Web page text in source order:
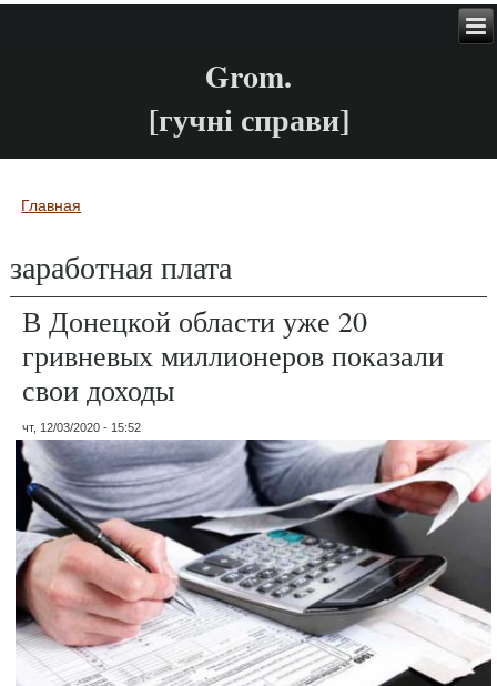
Grom.
[гучні справи]
Вы здесь
Главная
заработная плата
В Донецкой области уже 20
гривневых миллионеров показали
свои доходы
чт, 12/03/2020 - 15:52